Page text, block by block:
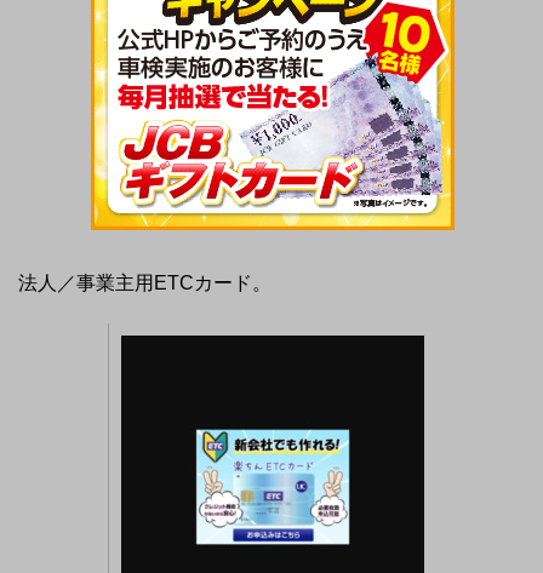
法人／事業主用ETCカード。